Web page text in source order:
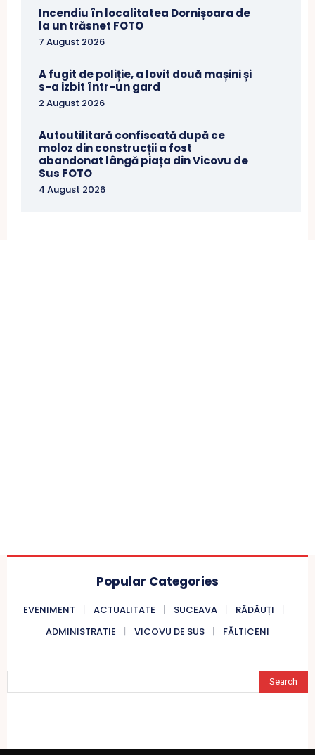
Incendiu în localitatea Dornișoara de
la un trăsnet FOTO
7 August 2026
A fugit de poliție, a lovit două mașini și
s-a izbit într-un gard
2 August 2026
Autoutilitară confiscată după ce
moloz din construcții a fost
abandonat lângă piața din Vicovu de
Sus FOTO
4 August 2026
Popular Categories
EVENIMENT ACTUALITATE SUCEAVA
RĂDĂUȚI
ADMINISTRATIE
VICOVU DE SUS FĂLTICENI
Search